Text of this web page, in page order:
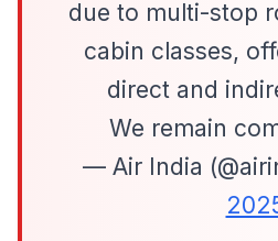
due to multi-stop
cabin classes,
direct and
We remain
— Air India